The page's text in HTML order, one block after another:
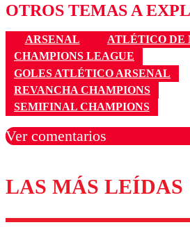
OTROS TEMAS A
ARSENAL
ATLÉTICO DE
CHAMPIONS LEAGUE
GOLES ATLÉTICO ARSENAL
REVANCHA CHAMPIONS
SEMIFINAL CHAMPIONS
Ver comentarios
Los comentarios son moderados
diálogo
Nombre
LAS MÁS LEÍDAS